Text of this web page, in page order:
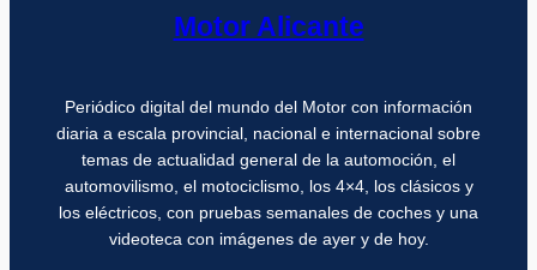
Motor Alicante
Periódico digital del mundo del Motor con información
diaria a escala provincial, nacional e internacional sobre
temas de actualidad general de la automoción, el
automovilismo, el motociclismo, los 4×4, los clásicos y
los eléctricos, con pruebas semanales de coches y una
videoteca con imágenes de ayer y de hoy.